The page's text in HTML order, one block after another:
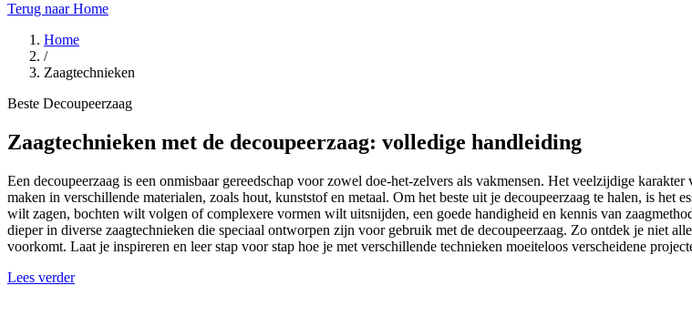
Terug naar Home
Home
/
Zaagtechnieken
Beste Decoupeerzaag
Zaagtechnieken met de decoupeerzaag: volledige handleiding
Een decoupeerzaag is een onmisbaar gereedschap voor zowel doe-het-zelvers als vakmensen. Het veelzijdige
maken in verschillende materialen, zoals hout, kunststof en metaal. Om het beste uit je decoupeerzaag te halen, is het
wilt zagen, bochten wilt volgen of complexere vormen wilt uitsnijden, een goede handigheid en kennis van
dieper in diverse zaagtechnieken die speciaal ontworpen zijn voor gebruik met de decoupeerzaag. Zo ontdek je niet
voorkomt. Laat je inspireren en leer stap voor stap hoe je met verschillende technieken moeiteloos verscheidene
Lees verder